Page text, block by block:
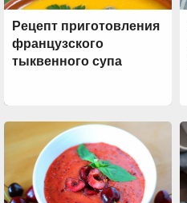
Рецепт приготовления
французского
тыквенного супа